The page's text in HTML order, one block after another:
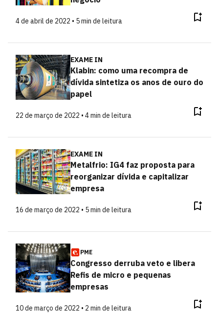
4 de abril de 2022 • 5 min de leitura
EXAME IN
Klabin: como uma recompra de
dívida sintetiza os anos de ouro do
papel
22 de março de 2022 • 4 min de leitura
EXAME IN
Metalfrio: IG4 faz proposta para
reorganizar dívida e capitalizar
empresa
16 de março de 2022 • 5 min de leitura
PME
Congresso derruba veto e libera
Refis de micro e pequenas
empresas
10 de março de 2022 • 2 min de leitura